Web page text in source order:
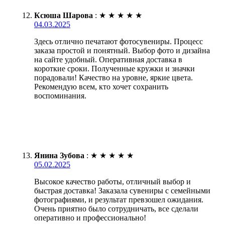
Ксюша Шарова : ★ ★ ★ ★ ★
04.03.2025
Здесь отлично печатают фотосувениры. Процесс
заказа простой и понятный. Выбор фото и дизайна
на сайте удобный. Оперативная доставка в
короткие сроки. Полученные кружки и значки
порадовали! Качество на уровне, яркие цвета.
Рекомендую всем, кто хочет сохранить
воспоминания.
Янина Зубова : ★ ★ ★ ★ ★
05.02.2025
Высокое качество работы, отличный выбор и
быстрая доставка! Заказала сувениры с семейными
фотографиями, и результат превзошел ожидания.
Очень приятно было сотрудничать, все сделали
оперативно и профессионально!